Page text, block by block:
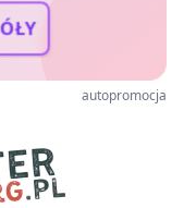
autopromocja